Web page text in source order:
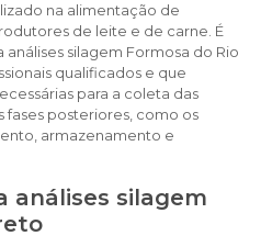
na alimentação de
de leite e de carne. É
silagem Formosa do Rio
qualificados e que
para a coleta das
fases posteriores, como os
armazenamento e
análises silagem